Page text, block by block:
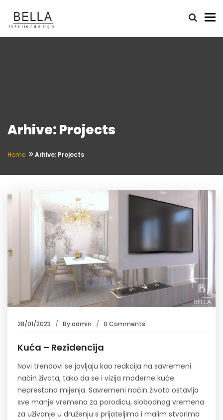
Arhive: Projects
Home Arhive: Projects
28/01/2023 Byadmin 0 Comments
Kuća – Rezidencija
Novi trendovi se javljaju kao reakcija na savremeni
način života, tako da se i vizija moderne kuće
neprestano mijenja. Savremeni način života ostavlja
sve manje vremena za porodicu, slobodnog vremena
za uživanje u druženju s prijateljima i malim stvarima